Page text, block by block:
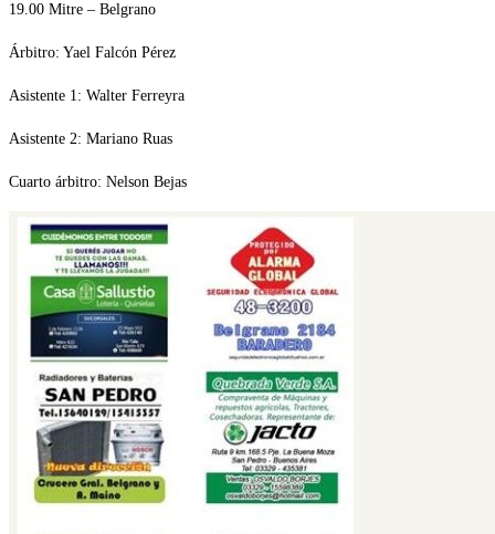
19.00 Mitre – Belgrano
Árbitro: Yael Falcón Pérez
Asistente 1: Walter Ferreyra
Asistente 2: Mariano Ruas
Cuarto árbitro: Nelson Bejas